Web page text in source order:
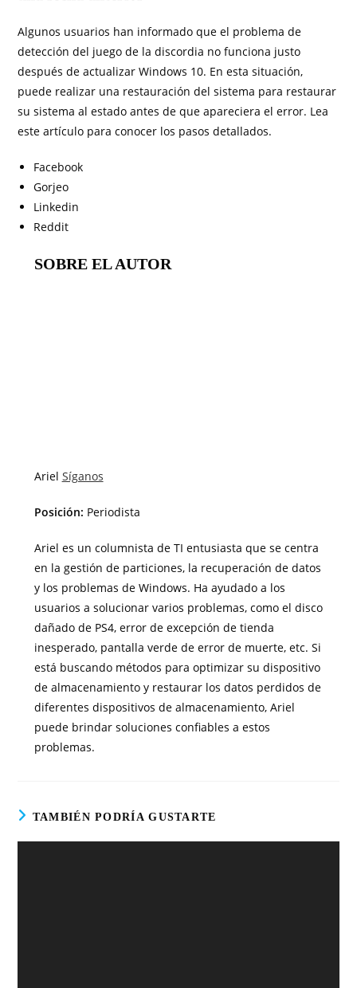
Algunos usuarios han informado que el problema de
detección del juego de la discordia no funciona justo
después de actualizar Windows 10. En esta situación,
puede realizar una restauración del sistema para restaurar
su sistema al estado antes de que apareciera el error. Lea
este artículo para conocer los pasos detallados.
Facebook
Gorjeo
Linkedin
Reddit
SOBRE EL AUTOR
Ariel Síganos
Posición: Periodista
Ariel es un columnista de TI entusiasta que se centra
en la gestión de particiones, la recuperación de datos
y los problemas de Windows. Ha ayudado a los
usuarios a solucionar varios problemas, como el disco
dañado de PS4, error de excepción de tienda
inesperado, pantalla verde de error de muerte, etc. Si
está buscando métodos para optimizar su dispositivo
de almacenamiento y restaurar los datos perdidos de
diferentes dispositivos de almacenamiento, Ariel
puede brindar soluciones confiables a estos
problemas.
TAMBIÉN PODRÍA GUSTARTE